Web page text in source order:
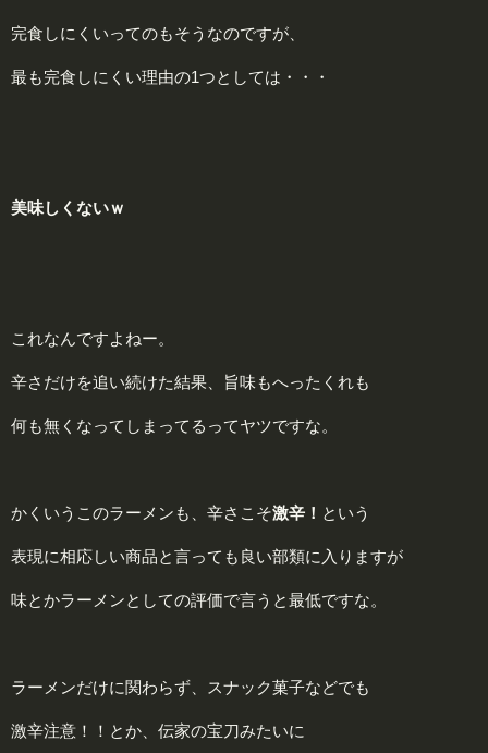
完食しにくいってのもそうなのですが、
最も完食しにくい理由の1つとしては・・・
美味しくないｗ
これなんですよねー。
辛さだけを追い続けた結果、旨味もへったくれも
何も無くなってしまってるってヤツですな。
かくいうこのラーメンも、辛さこそ激辛！ という
表現に相応しい商品と言っても良い部類に入りますが
味とかラーメンとしての評価で言うと最低ですな。
ラーメンだけに関わらず、スナック菓子などでも
激辛注意！！とか、伝家の宝刀みたいに